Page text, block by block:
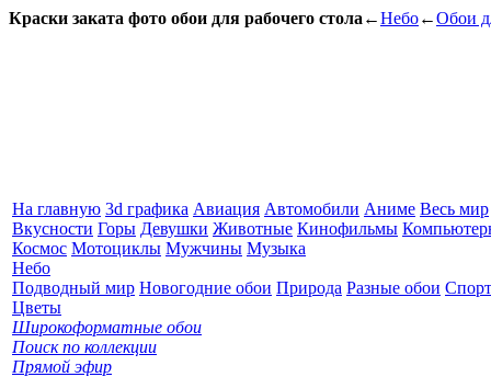
Краски заката фото обои для рабочего стола ←Небо←Обои
На главную 3d графика Авиация Автомобили Аниме Весь мир
Вкусности Горы Девушки Животные Кинофильмы
Космос Мотоциклы Мужчины Музыка
Небо
Подводный мир Новогодние обои Природа Разные обои Спорт
Цветы
Широкоформатные обои
Поиск по коллекции
Прямой эфир